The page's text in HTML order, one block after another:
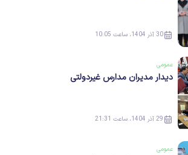
30 آذر 1404، ساعت 10:05
عمومی
دیدار مدیران مدارس غیردولتی
29 آذر 1404، ساعت 21:31
عمومی